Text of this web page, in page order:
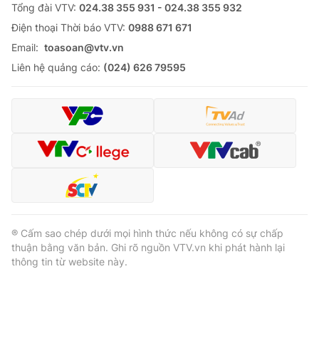
Tổng đài VTV: 024.38 355 931 - 024.38 355 932
Ðiện thoại Thời báo VTV: 0988 671 671
Email: toasoan@vtv.vn
Liên hệ quảng cáo: (024) 626 79595
® Cấm sao chép dưới mọi hình thức nếu không có sự chấp
thuận bằng văn bản. Ghi rõ nguồn VTV.vn khi phát hành lại
thông tin từ website này.